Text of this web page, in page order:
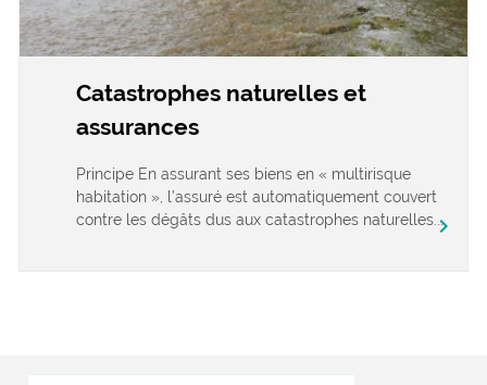
Catastrophes naturelles et
assurances
Principe En assurant ses biens en « multirisque
habitation », l’assuré est automatiquement couvert
contre les dégâts dus aux catastrophes naturelles...
chevron_right